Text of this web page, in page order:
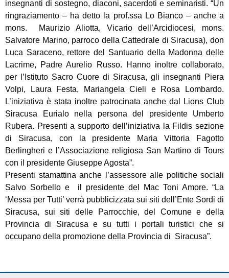
insegnanti di sostegno, diaconi, sacerdoti e seminaristi. “Un
ringraziamento – ha detto la prof.ssa Lo Bianco – anche a
mons. Maurizio Aliotta, Vicario dell’Arcidiocesi, mons.
Salvatore Marino, parroco della Cattedrale di Siracusa), don
Luca Saraceno, rettore del Santuario della Madonna delle
Lacrime, Padre Aurelio Russo. Hanno inoltre collaborato,
per l’Istituto Sacro Cuore di Siracusa, gli insegnanti Piera
Volpi, Laura Festa, Mariangela Cieli e Rosa Lombardo.
L’iniziativa è stata inoltre patrocinata anche dal Lions Club
Siracusa Eurialo nella persona del presidente Umberto
Rubera. Presenti a supporto dell’iniziativa la Fildis sezione
di Siracusa, con la presidente Maria Vittoria Fagotto
Berlingheri e l’Associazione religiosa San Martino di Tours
con il presidente Giuseppe Agosta”.
Presenti stamattina anche l’assessore alle politiche sociali
Salvo Sorbello e il presidente del Mac Toni Amore. “La
‘Messa per Tutti’ verrà pubblicizzata sui siti dell’Ente Sordi di
Siracusa, sui siti delle Parrocchie, del Comune e della
Provincia di Siracusa e su tutti i portali turistici che si
occupano della promozione della Provincia di Siracusa”.